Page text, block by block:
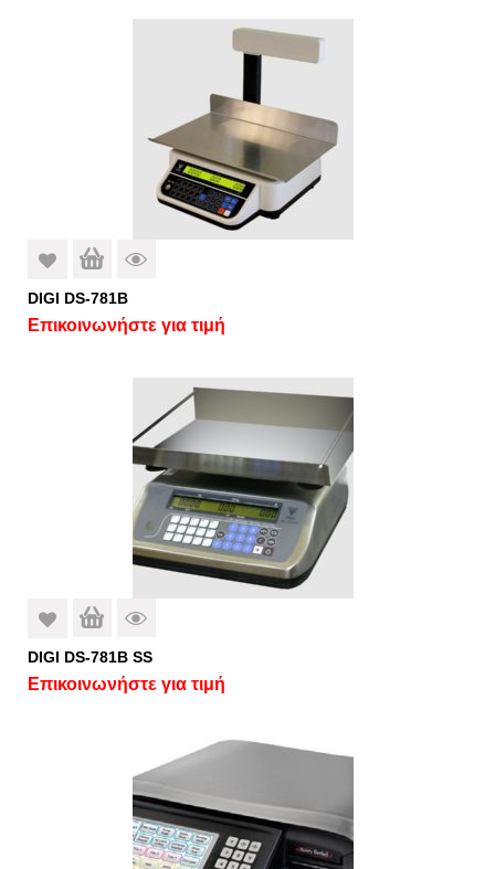
DIGI DS-781B
Επικοινωνήστε για τιμή
DIGI DS-781B SS
Επικοινωνήστε για τιμή